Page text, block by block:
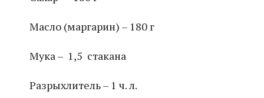
Масло (маргарин) – 180 г
Мука – 1,5 стакана
Разрыхлитель – 1 ч. л.